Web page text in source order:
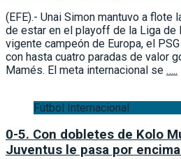
(EFE).- Unai Simon mantuvo a flote
de estar en el playoff de la Liga de
vigente campeón de Europa, el
con hasta cuatro paradas de valor
Mamés. El meta internacional se …..
Fútbol Internacional
0-5. Con dobletes de Kolo
Juventus le pasa por